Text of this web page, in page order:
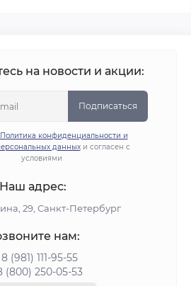
на новости и акции:
Подписаться
Политика конфиденциальности и
данныхи согласен с
условиями
Наш адрес:
29, Санкт-Петербург
нам:
8 (981) 111-95-55
(800) 250-05-53